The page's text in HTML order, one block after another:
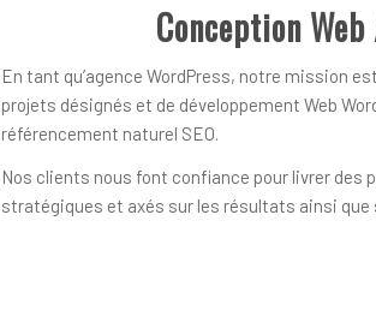
Conception
En tant qu’agence WordPress, notre mission
projets désignés et de développement Web
référencement naturel SEO.
Nos clients nous font confiance pour livrer des
stratégiques et axés sur les résultats ainsi que